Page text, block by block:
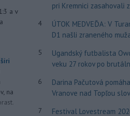
a v
na
pri Kremnici zasahovali
4
ÚTOK MEDVEĎA: V
D1 našli zraneného
5
Ugandský futbalista
veku 27 rokov po
6
Darina Pačutová
Vranove nad Topľou
7 Festival Lovestream